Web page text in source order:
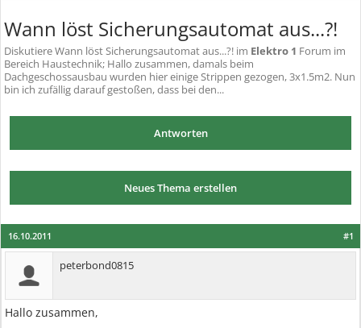
Wann löst Sicherungsautomat aus...?!
DiskutiereWann löst Sicherungsautomat aus...?! im Elektro 1 Forum im
Bereich Haustechnik; Hallo zusammen, damals beim
Dachgeschossausbau wurden hier einige Strippen gezogen, 3x1.5m2. Nun
bin ich zufällig darauf gestoßen, dass bei den...
Antworten
Neues Thema erstellen
#1
16.10.2011
peterbond0815
Hallo zusammen,